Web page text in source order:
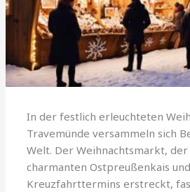
In der festlich erleuchteten
Travemünde versammeln sich
Welt. Der Weihnachtsmarkt, der
charmanten Ostpreußenkais
Kreuzfahrttermins erstreckt,